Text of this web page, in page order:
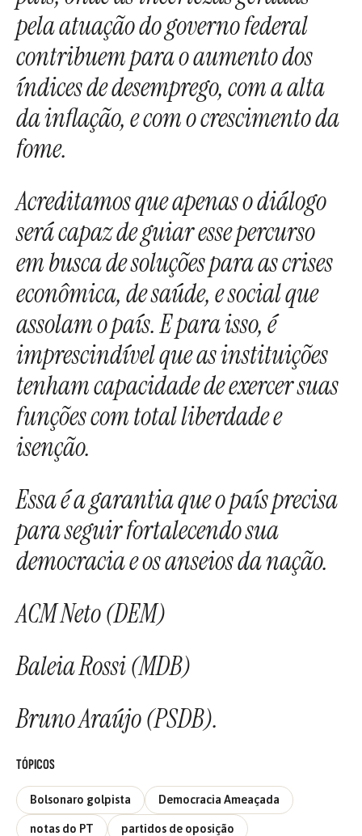
pela atuação do governo federal
contribuem para o aumento dos
índices de desemprego, com a alta
da inflação, e com o crescimento da
fome.
Acreditamos que apenas o diálogo
será capaz de guiar esse percurso
em busca de soluções para as crises
econômica, de saúde, e social que
assolam o país. E para isso, é
imprescindível que as instituições
tenham capacidade de exercer suas
funções com total liberdade e
isenção.
Essa é a garantia que o país precisa
para seguir fortalecendo sua
democracia e os anseios da nação.
ACM Neto (DEM)
Baleia Rossi (MDB)
Bruno Araújo (PSDB).
TÓPICOS
Bolsonaro golpista Democracia Ameaçada
notas do PT partidos de oposição